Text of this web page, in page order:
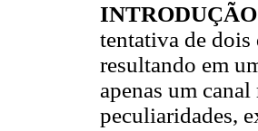
tentativa de dois
resultando em
apenas um
peculiaridades,